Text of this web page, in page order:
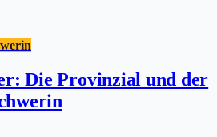
Die Provinzial und der